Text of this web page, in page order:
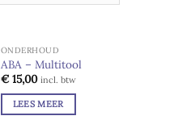
UITVERKOCHT
ONDERHOUD
ABA – Multitool
€15,00 incl. btw
LEES MEER